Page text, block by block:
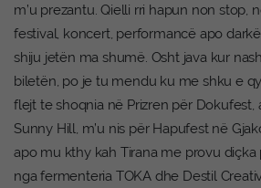
m’u prezantu. Qielli rri hapun non stop,
festival, koncert, performancë apo
shiju jetën ma shumë. Osht java kur
biletën, po je tu mendu ku me shku e
flejt te shoqnia në Prizren për Dokufest,
Sunny Hill, m’u nis për Hapufest në
apo mu kthy kah Tirana me provu
nga fermenteria TOKA dhe Destil